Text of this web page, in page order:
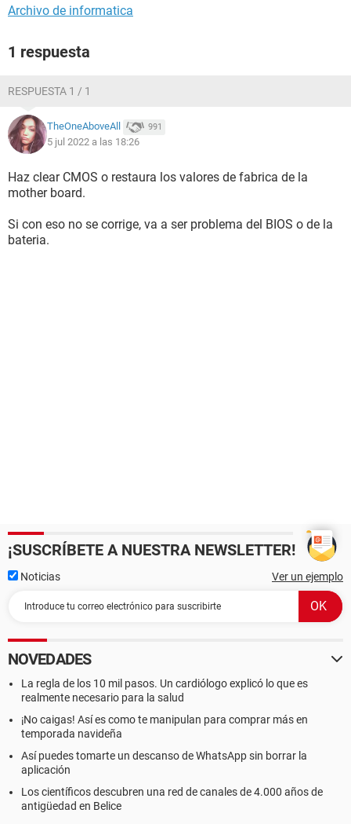
Archivo de informatica
1 respuesta
RESPUESTA 1 / 1
TheOneAboveAll 991
5 jul 2022 a las 18:26
Haz clear CMOS o restaura los valores de fabrica de la
mother board.
Si con eso no se corrige, va a ser problema del BIOS o de la
bateria.
¡SUSCRÍBETE A NUESTRA NEWSLETTER!
Noticias Ver un ejemplo
NOVEDADES
La regla de los 10 mil pasos. Un cardiólogo explicó lo que es
realmente necesario para la salud
¡No caigas! Así es como te manipulan para comprar más en
temporada navideña
Así puedes tomarte un descanso de WhatsApp sin borrar la
aplicación
Los científicos descubren una red de canales de 4.000 años de
antigüedad en Belice